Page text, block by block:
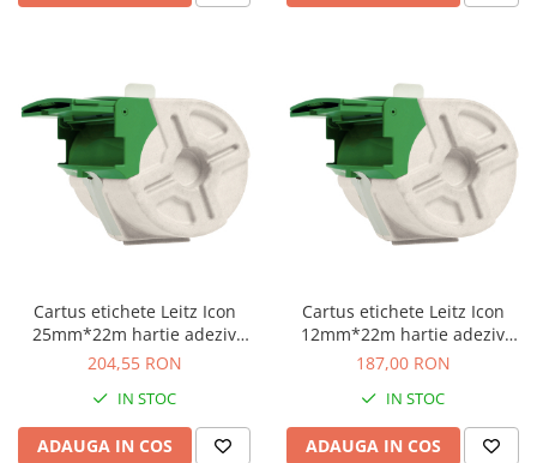
Cartus etichete Leitz Icon
25mm*22m hartie adeziv
permanent
204,55 RON
IN STOC
ADAUGA IN COS
Cartus etichete Leitz Icon
12mm*22m hartie adeziv
permanent
187,00 RON
IN STOC
ADAUGA IN COS